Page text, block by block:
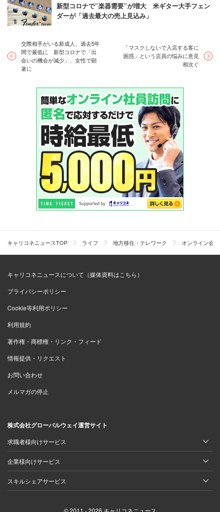
新型コロナで”楽器需要”が増大 米ギター大手フェン
ダーが「過去最大の売上見込み」
交際相手がいる新成人、過去5年
間で最低に 新型コロナで「出
会いの機会が減少」、女性で顕
著に
「マスクしないで入店する客に
困惑」という店員の悩みに意見
相次ぐ
キャリコネニュースTOP ライフ 地方移住・テレワーク オンライン会
キャリコネニュースについて（媒体資料はこちら）
プライバシーポリシー
Cookie等利用ポリシー
利用規約
著作権・商標権・リンク・フィード
情報提供・リクエスト
お問い合わせ
メルマガの停止
株式会社グローバルウェイ運営サイト
求職者様向けサービス
企業様向けサービス
スキルシェアサービス
© 2011 - 2026 キャリコネニュース